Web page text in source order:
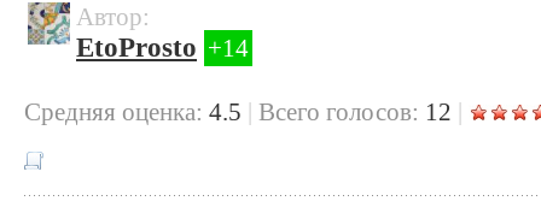
Автор:
EtoProsto +14
Cредняя оценка: 4.5 | Всего голосов: 12 |